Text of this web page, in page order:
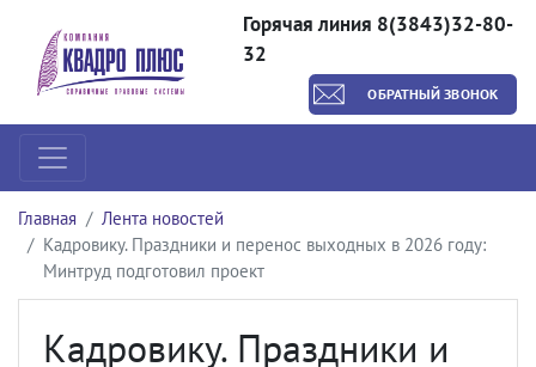
Горячая линия 8(3843)32-80-
32
ОБРАТНЫЙ ЗВОНОК
Главная
Лента новостей
Кадровику. Праздники и перенос выходных в 2026 году:
Минтруд подготовил проект
Кадровику. Праздники и